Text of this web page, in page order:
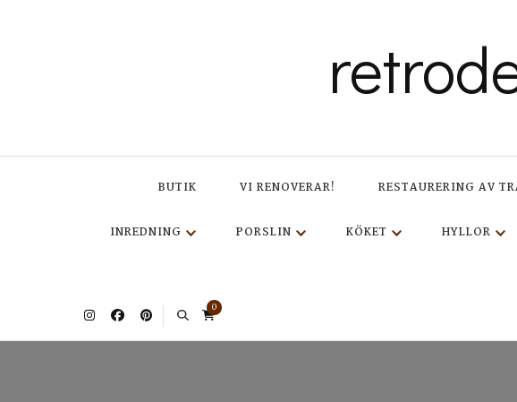
BUTIK VI RENOVERAR! RESTAURERING AV
INREDNING PORSLIN KÖKET HYLLOR
0